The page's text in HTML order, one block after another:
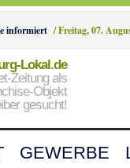
informiert /Freitag, 07.
Lokal.de
Zeitung als
Objekt
gesucht!
GEWERBE